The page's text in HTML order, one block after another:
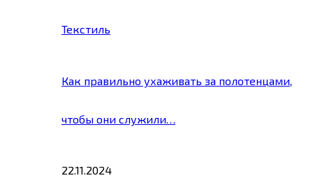
Текстиль
Как правильно ухаживать за полотенцами,
чтобы они служили…
22.11.2024